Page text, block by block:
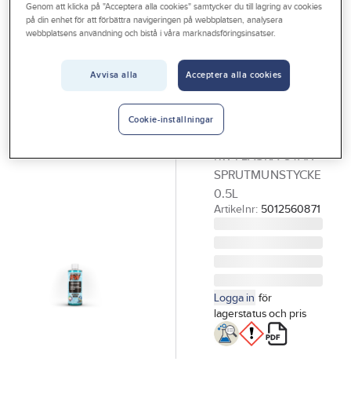
Outlet
Gelia Produkter
Gelia Förnödenheter & Förbrukning
Rengöring och städ
Glasrengöring
GÖRDETMEDRW
Glasrengöring
GLASRENGÖRING
RW FLASKA UTAN
SPRUTMUNSTYCKE
0.5L
Artikelnr: 5012560871
Logga in för
lagerstatus och pris
Genom att klicka på "Acceptera alla cookies" samtycker du till lagring av cookies
på din enhet för att förbättra navigeringen på webbplatsen, analysera
webbplatsens användning och bistå i våra marknadsföringsinsatser.
Avvisa alla Acceptera alla cookies
Cookie-inställningar